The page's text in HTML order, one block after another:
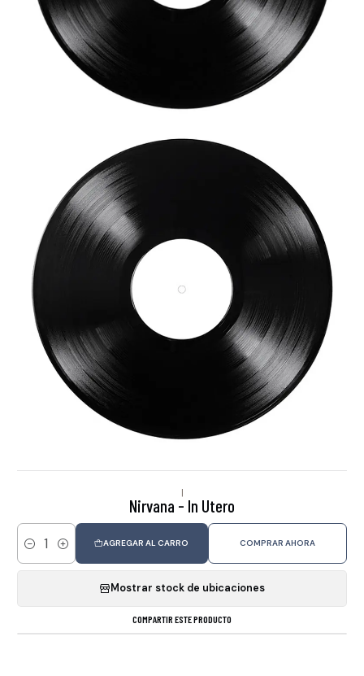
|
Nirvana - In Utero
Cantidad
AGREGAR AL CARRO COMPRAR AHORA
Mostrar stock de ubicaciones
COMPARTIR ESTE PRODUCTO